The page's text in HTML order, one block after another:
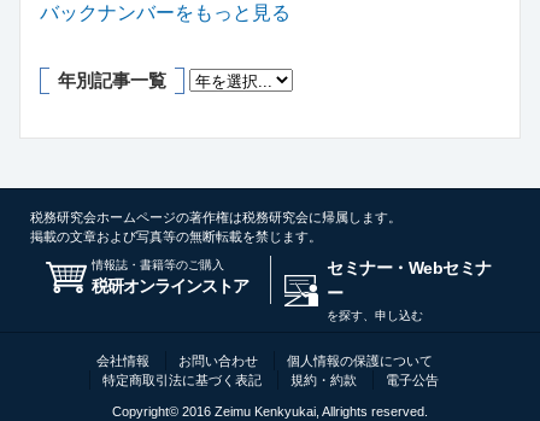
バックナンバーをもっと見る
年別記事一覧
税務研究会ホームページの著作権は税務研究会に帰属します。
掲載の文章および写真等の無断転載を禁じます。
情報誌・書籍等のご購入
税研オンラインストア
セミナー・Webセミナ
ー
を探す、申し込む
会社情報 お問い合わせ
個人情報の保護について
特定商取引法に基づく表記
規約・約款 電子公告
Copyright© 2016 Zeimu Kenkyukai, Allrights reserved.